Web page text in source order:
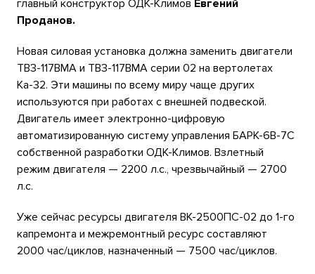
главный конструктор ОДК-Климов Евгений
Проданов.
Новая силовая установка должна заменить двигатели
ТВ3-117ВМА и ТВ3-117ВМА серии 02 на вертолетах
Ка-32. Эти машины по всему миру чаще других
используются при работах с внешней подвеской.
Двигатель имеет электронно-цифровую
автоматизированную систему управления БАРК-6В-7С
собственной разработки ОДК-Климов. Взлетный
режим двигателя — 2200 л.с., чрезвычайный — 2700
л.с.
Уже сейчас ресурсы двигателя ВК-2500ПС-02 до 1-го
капремонта и межремонтный ресурс составляют
2000 час/циклов, назначенный — 7500 час/циклов.